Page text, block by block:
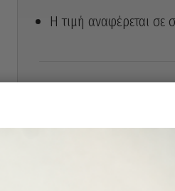
Η τιμή αναφέρεται σε